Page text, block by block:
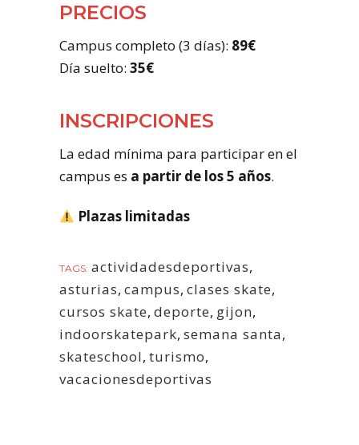
PRECIOS
Campus completo (3 días): 89€
Día suelto: 35€
INSCRIPCIONES
La edad mínima para participar en el
campus es a partir de los 5 años.
Plazas limitadas
TAGS: actividadesdeportivas,
asturias, campus, clases skate,
cursos skate, deporte, gijon,
indoorskatepark, semana santa,
skateschool, turismo,
vacacionesdeportivas